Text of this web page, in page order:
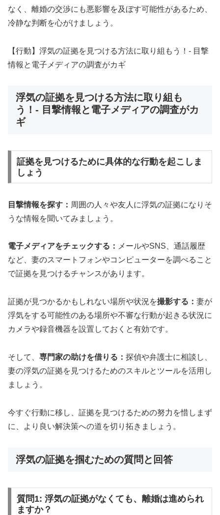
なく、離婚の交渉にも悪影響を及ぼす可能性があるため、
冷静な判断を心がけましょう。
【行動】浮気の証拠を見つける方法に取り組もう！- 目撃
情報と電子メディアの調査がカギ
浮気の証拠を見つける方法に取り組も
う！- 目撃情報と電子メディアの調査がカ
ギ
証拠を見つけるために具体的な行動を起こしま
しょう
目撃情報を探す： 周囲の人々や友人に浮気の証拠になりそ
うな情報を聞いてみましょう。
電子メディアをチェックする： メールやSNS、通話履歴
など、妻のスマートフォンやコンピューターを調べること
で証拠を見つけるチャンスがあります。
証拠が見つかるかもしれない場所や状況を撮影する： 妻が
浮気をする可能性のある場所や不審な行動が起きる状況に
カメラや録音機器を設置しておくと有効です。
そして、 専門家の助けを借りる： 探偵や弁護士に相談し、
妻の浮気の証拠を見つけるためのスキルとツールを活用し
ましょう。
今すぐ行動に移し、証拠を見つけるための努力を惜しまず
に、より良い解決策への道を切り拓きましょう。
浮気の証拠を掴むための質問と回答
質問1: 浮気の証拠がなくても、離婚は進められ
ますか？